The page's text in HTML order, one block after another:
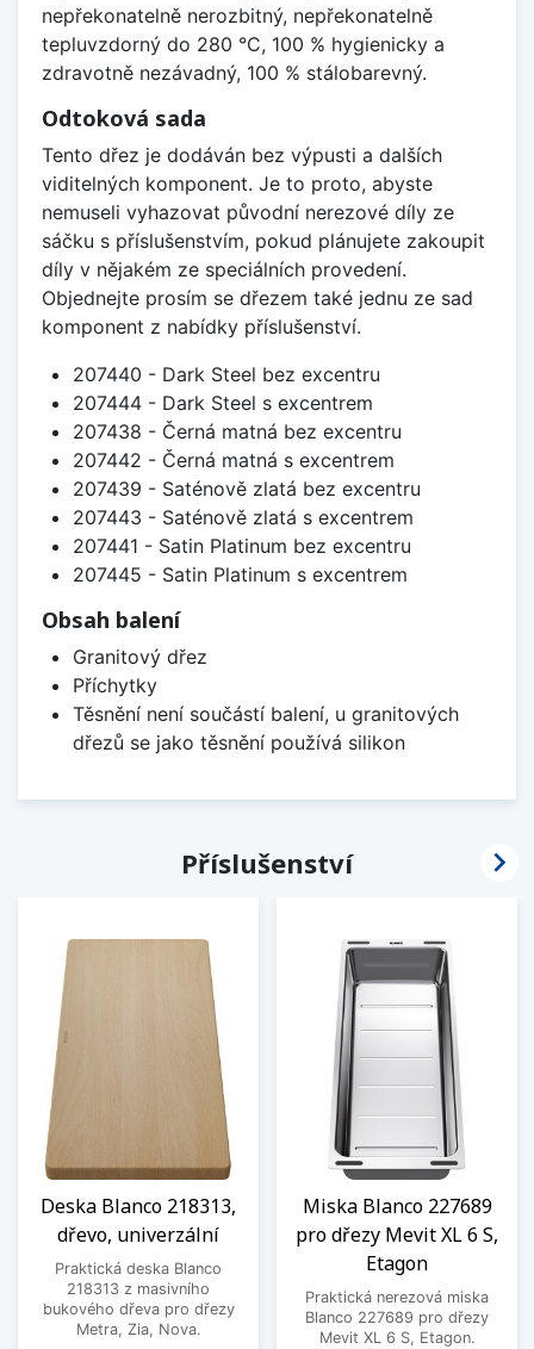
nepřekonatelně nerozbitný, nepřekonatelně
tepluvzdorný do 280 °C, 100 % hygienicky a
zdravotně nezávadný, 100 % stálobarevný.
Odtoková sada
Tento dřez je dodáván bez výpusti a dalších
viditelných komponent. Je to proto, abyste
nemuseli vyhazovat původní nerezové díly ze
sáčku s příslušenstvím, pokud plánujete zakoupit
díly v nějakém ze speciálních provedení.
Objednejte prosím se dřezem také jednu ze sad
komponent z nabídky příslušenství.
207440 - Dark Steel bez excentru
207444 - Dark Steel s excentrem
207438 - Černá matná bez excentru
207442 - Černá matná s excentrem
207439 - Saténově zlatá bez excentru
207443 - Saténově zlatá s excentrem
207441 - Satin Platinum bez excentru
207445 - Satin Platinum s excentrem
Obsah balení
Granitový dřez
Příchytky
Těsnění není součástí balení, u granitových
dřezů se jako těsnění používá silikon
Příslušenství
Deska Blanco 218313,
dřevo, univerzální
Praktická deska Blanco
218313 z masivního
bukového dřeva pro dřezy
Metra, Zia, Nova.
Miska Blanco 227689
pro dřezy Mevit XL 6 S,
Etagon
Praktická nerezová miska
Blanco 227689 pro dřezy
Mevit XL 6 S, Etagon.
